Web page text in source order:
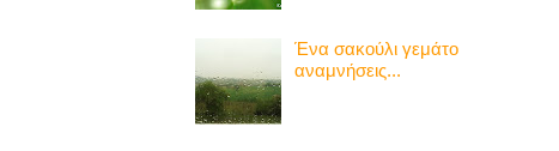
Ένα σακούλι γεμάτο
αναμνήσεις...